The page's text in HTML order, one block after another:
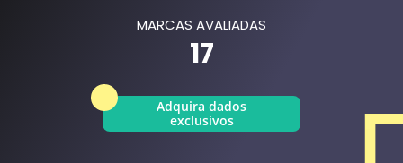
MARCAS AVALIADAS
17
Adquira dados
exclusivos